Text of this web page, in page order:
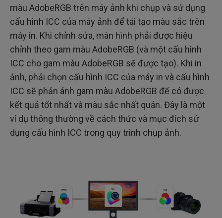
màu AdobeRGB trên máy ảnh khi chụp và sử dụng
cấu hình ICC của máy ảnh để tái tạo màu sắc trên
máy in. Khi chỉnh sửa, màn hình phải được hiệu
chỉnh theo gam màu AdobeRGB (và một cấu hình
ICC cho gam màu AdobeRGB sẽ được tạo). Khi in
ảnh, phải chọn cấu hình ICC của máy in và cấu hình
ICC sẽ phản ánh gam màu AdobeRGB để có được
kết quả tốt nhất và màu sắc nhất quán. Đây là một
ví dụ thông thường về cách thức và mục đích sử
dụng cấu hình ICC trong quy trình chụp ảnh.